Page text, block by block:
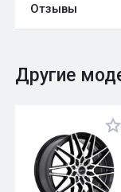
Отзывы
Оставить
Другие